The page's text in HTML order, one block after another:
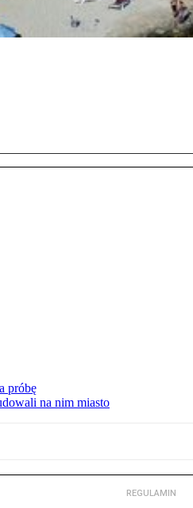
próbę
na nim miasto
REGULAMIN